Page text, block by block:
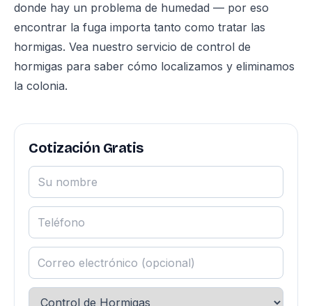
donde hay un problema de humedad — por eso
encontrar la fuga importa tanto como tratar las
hormigas. Vea nuestro servicio de control de
hormigas para saber cómo localizamos y eliminamos
la colonia.
Cotización Gratis